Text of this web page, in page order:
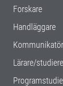
Forskare
Handläggare
Kommunikatör
Lärare/